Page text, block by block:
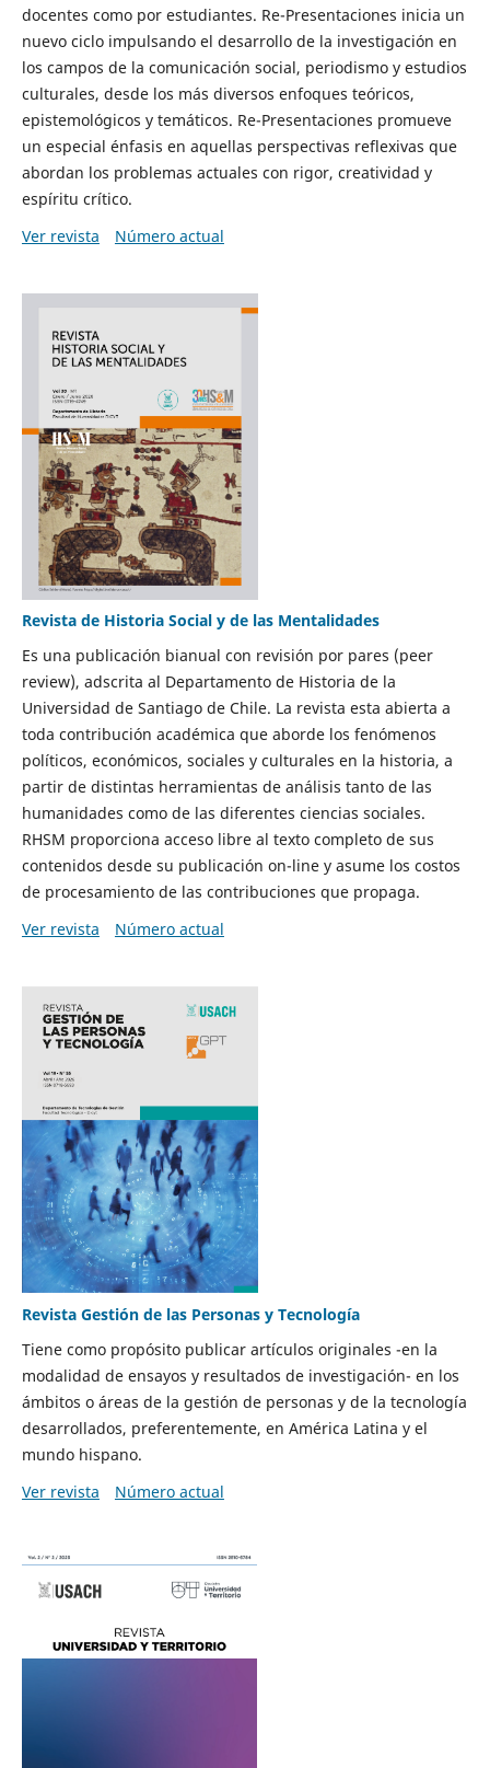
docentes como por estudiantes. Re-Presentaciones inicia un
nuevo ciclo impulsando el desarrollo de la investigación en
los campos de la comunicación social, periodismo y estudios
culturales, desde los más diversos enfoques teóricos,
epistemológicos y temáticos. Re-Presentaciones promueve
un especial énfasis en aquellas perspectivas reflexivas que
abordan los problemas actuales con rigor, creatividad y
espíritu crítico.
Ver revista
Número actual
Revista de Historia Social y de las Mentalidades
Es una publicación bianual con revisión por pares (peer
review), adscrita al Departamento de Historia de la
Universidad de Santiago de Chile. La revista esta abierta a
toda contribución académica que aborde los fenómenos
políticos, económicos, sociales y culturales en la historia, a
partir de distintas herramientas de análisis tanto de las
humanidades como de las diferentes ciencias sociales.
RHSM proporciona acceso libre al texto completo de sus
contenidos desde su publicación on-line y asume los costos
de procesamiento de las contribuciones que propaga.
Ver revista
Número actual
Revista Gestión de las Personas y Tecnología
Tiene como propósito publicar artículos originales -en la
modalidad de ensayos y resultados de investigación- en los
ámbitos o áreas de la gestión de personas y de la tecnología
desarrollados, preferentemente, en América Latina y el
mundo hispano.
Ver revista
Número actual